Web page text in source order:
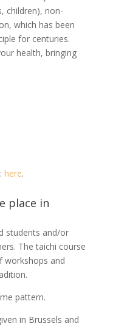
children), non-
which has been
for centuries.
health, bringing
here.
place in
students and/or
The taichi course
workshops and
pattern.
in Brussels and